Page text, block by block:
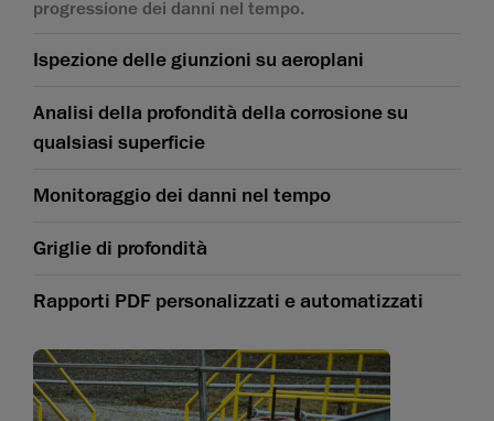
progressione dei danni nel tempo.
Ispezione delle giunzioni su aeroplani
Analisi della profondità della corrosione su
qualsiasi superficie
Monitoraggio dei danni nel tempo
Griglie di profondità
Rapporti PDF personalizzati e automatizzati